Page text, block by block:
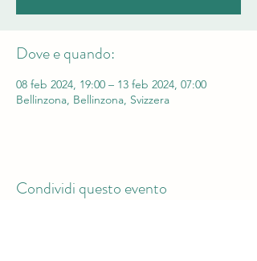
Dove e quando:
08 feb 2024, 19:00 – 13 feb 2024, 07:00
Bellinzona, Bellinzona, Svizzera
Condividi questo evento